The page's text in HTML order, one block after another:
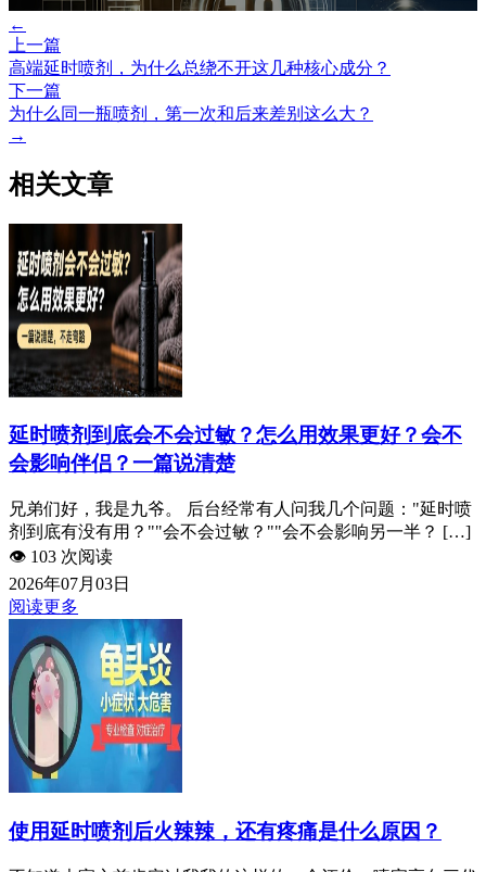
←
上一篇
高端延时喷剂，为什么总绕不开这几种核心成分？
下一篇
为什么同一瓶喷剂，第一次和后来差别这么大？
→
相关文章
延时喷剂到底会不会过敏？怎么用效果更好？会不
会影响伴侣？一篇说清楚
兄弟们好，我是九爷。 后台经常有人问我几个问题："延时喷
剂到底有没有用？""会不会过敏？""会不会影响另一半？ […]
👁️ 103 次阅读
2026年07月03日
阅读更多
使用延时喷剂后火辣辣，还有疼痛是什么原因？